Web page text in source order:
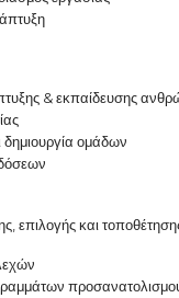
& εκπαίδευσης
ομάδων
επιλογής και